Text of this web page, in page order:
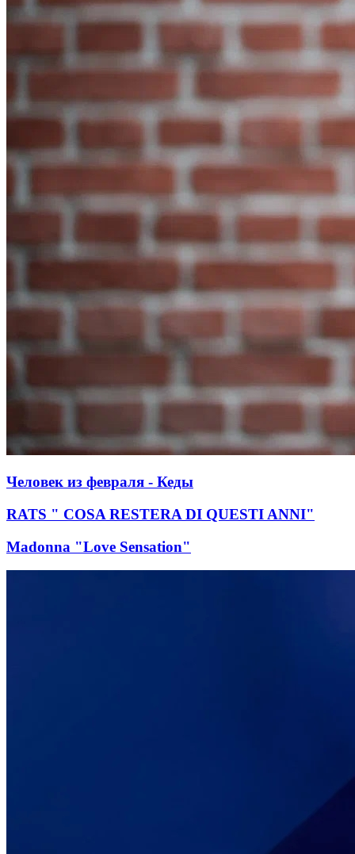
Человек из февраля - Кеды
RATS " COSA RESTERA DI QUESTI ANNI"
Madonna "Love Sensation"